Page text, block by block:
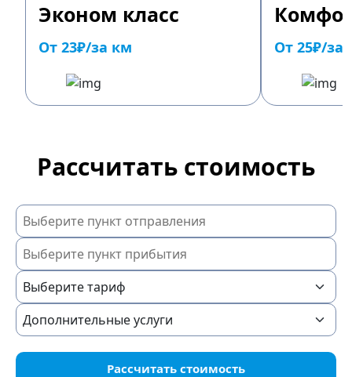
Эконом класс
От 23₽/за км От 25₽/за
Рассчитать стоимость
Рассчитать стоимость